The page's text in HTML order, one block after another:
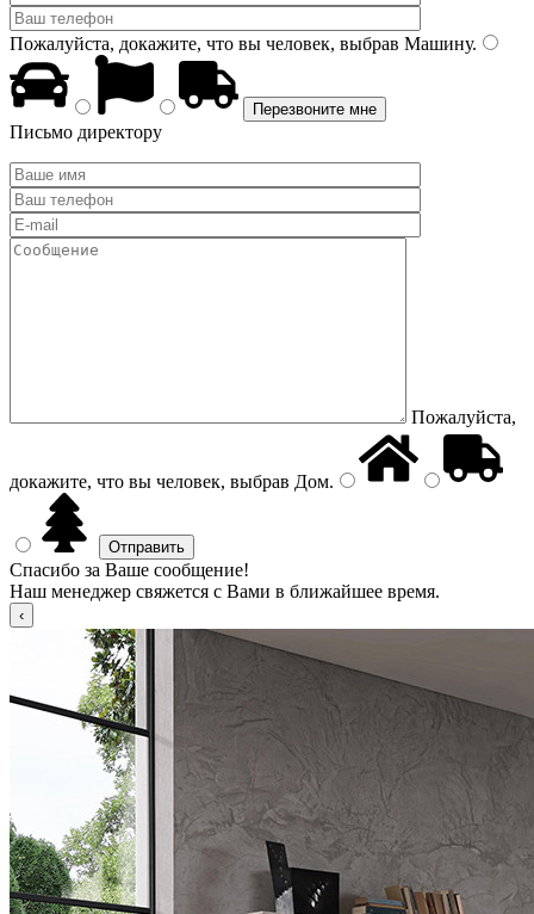
Пожалуйста, докажите, что вы человек, выбрав Машину.
Письмо директору
Пожалуйста,
докажите, что вы человек, выбрав Дом.
Спасибо за Ваше сообщение!
Наш менеджер свяжется с Вами в ближайшее время.